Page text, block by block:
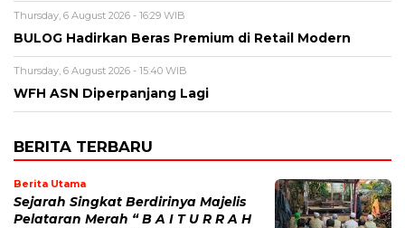
Thursday, 6 August 2026 - 16:29 WIB
BULOG Hadirkan Beras Premium di Retail Modern
Thursday, 6 August 2026 - 15:40 WIB
WFH ASN Diperpanjang Lagi
BERITA TERBARU
Berita Utama
Sejarah Singkat Berdirinya Majelis
Pelataran Merah “ B A I T U R R A H